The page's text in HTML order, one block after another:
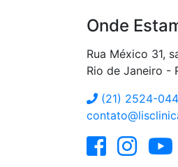
Onde
Rua México 31,
Rio de Janeiro -
(21) 2524-